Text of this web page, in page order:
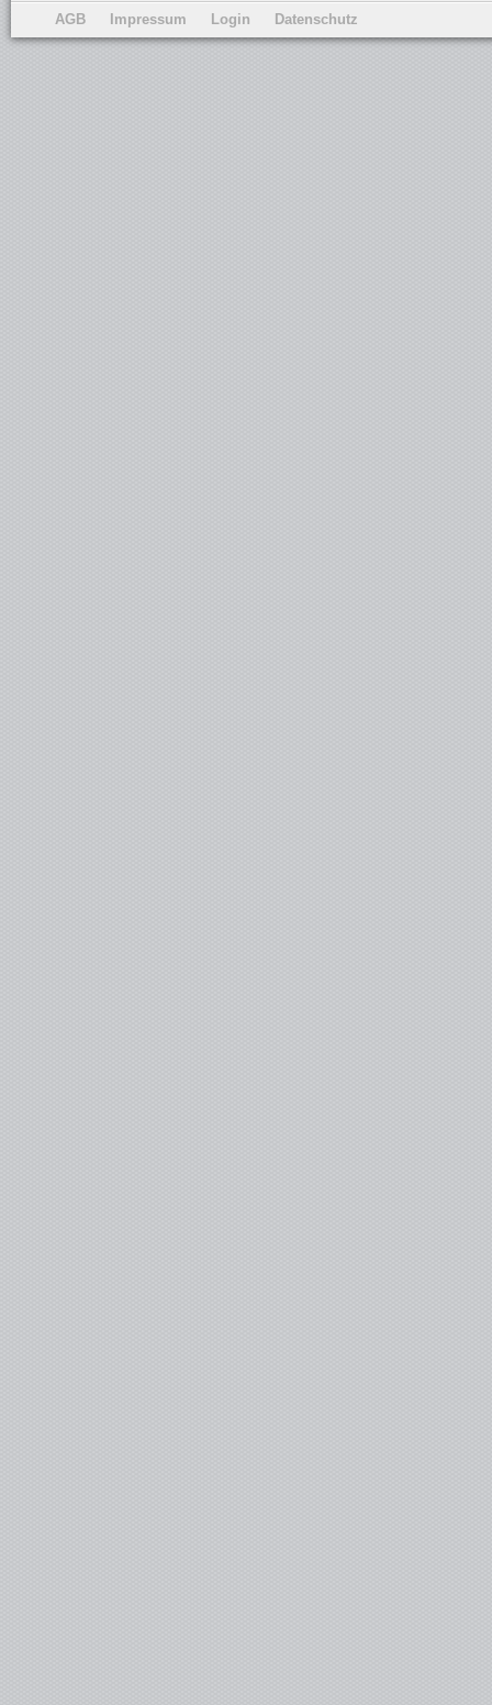
AGB Impressum Login Datenschutz